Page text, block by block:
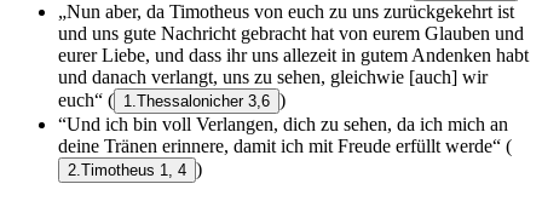
„Nun aber, da Timotheus von euch zu uns zurückgekehrt ist
und uns gute Nachricht gebracht hat von eurem Glauben und
eurer Liebe, und dass ihr uns allezeit in gutem Andenken habt
und danach verlangt, uns zu sehen, gleichwie [auch] wir
euch“ ( 1.Thessalonicher 3,6 )
“Und ich bin voll Verlangen, dich zu sehen, da ich mich an
deine Tränen erinnere, damit ich mit Freude erfüllt werde“ (
2.Timotheus 1, 4 )